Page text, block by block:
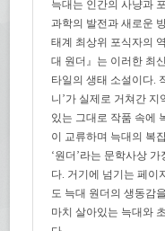
늑대는 인간의 사냥과
과학의 발전과 새로운
태계 최상위 포식자의
대 원더』는 이러한 최
타일의 생태 소설이다.
니’가 실제로 거쳐간
있는 그대로 작품 속에
이 교류하며 늑대의 복
‘원더’라는 문학사상
다. 거기에 넘기는 페이
도 늑대 원더의 생동감
마치 살아있는 늑대와